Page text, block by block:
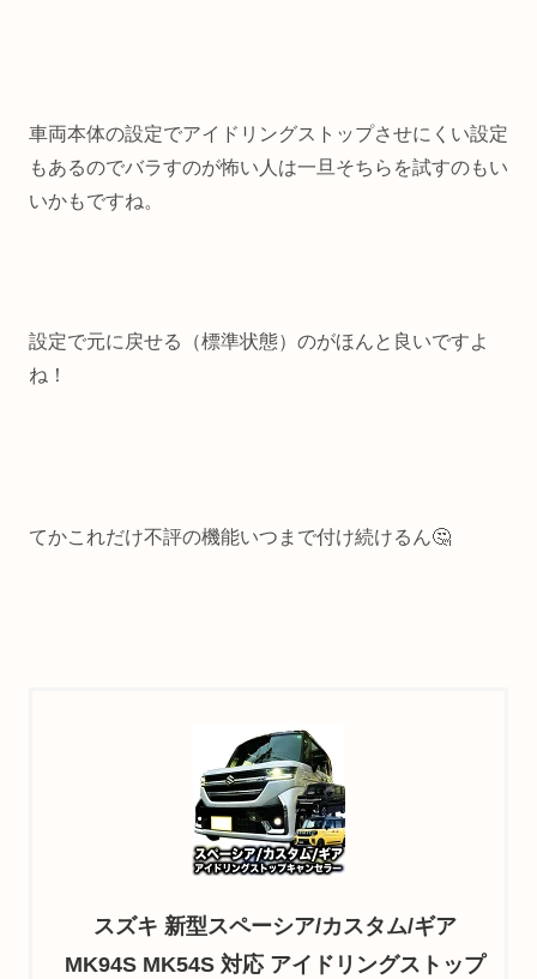
車両本体の設定でアイドリングストップさせにくい設定
もあるのでバラすのが怖い人は一旦そちらを試すのもい
いかもですね。
設定で元に戻せる（標準状態）のがほんと良いですよ
ね！
てかこれだけ不評の機能いつまで付け続けるん🤔
スズキ 新型スペーシア/カスタム/ギア
MK94S MK54S 対応 アイドリングストップ